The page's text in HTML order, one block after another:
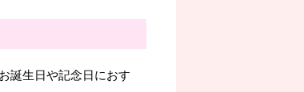
誕生日や記念日におす